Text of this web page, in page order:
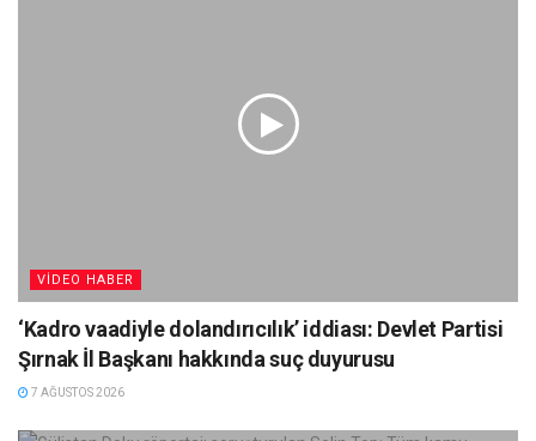
VIDEO HABER
‘Kadro vaadiyle dolandırıcılık’ iddiası: Devlet Partisi
Şırnak İl Başkanı hakkında suç duyurusu
7 AĞUSTOS 2026